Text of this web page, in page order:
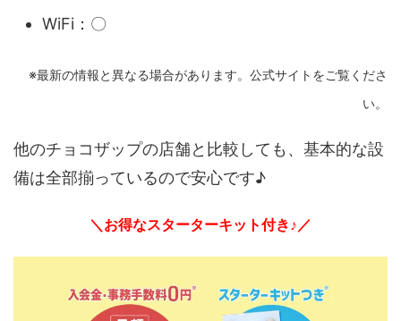
WiFi：〇
※最新の情報と異なる場合があります。公式サイトをご覧くださ
い。
他のチョコザップの店舗と比較しても、基本的な設
備は全部揃っているので安心です♪
＼お得なスターターキット付き♪／